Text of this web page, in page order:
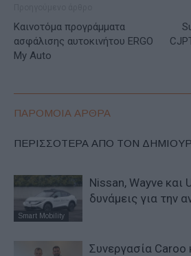
Καινοτόμα προγράμματα
ασφάλισης αυτοκινήτου ERGO
My Auto
ΠΑΡΟΜΟΙΑ ΑΡΘΡΑ
ΠΕΡΙΣΣΟΤΕΡΑ ΑΠΟ ΤΟΝ
Smart Mobility
Nissan, Wayve και
δυνάμεις για την
Συνεργασία Caroo